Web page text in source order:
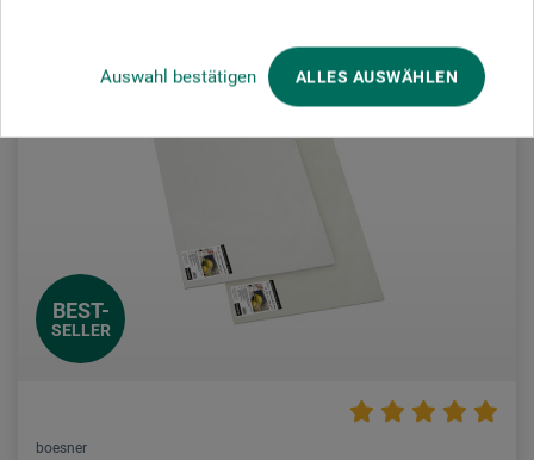
Auswahl bestätigen ALLES AUSWÄHLEN
BEST-
SELLER
boesner